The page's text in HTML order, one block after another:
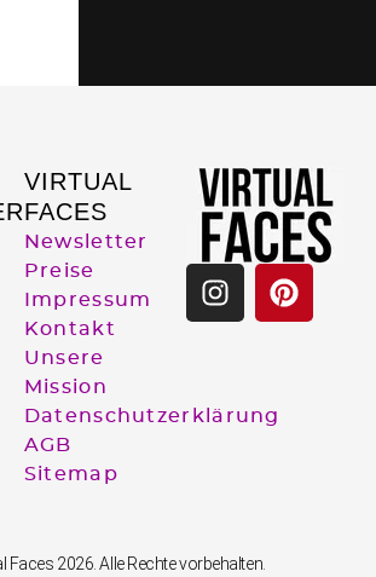
VIRTUAL
FACES
Newsletter
Preise
Impressum
Kontakt
Unsere
Mission
Datenschutzerklärung
AGB
Sitemap
Faces 2026. Alle Rechte vorbehalten.